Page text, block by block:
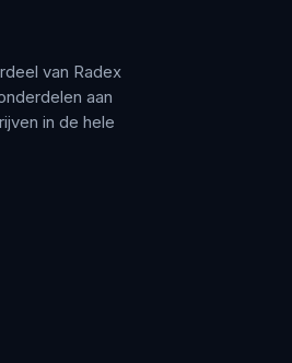
van Radex
aan
in de hele